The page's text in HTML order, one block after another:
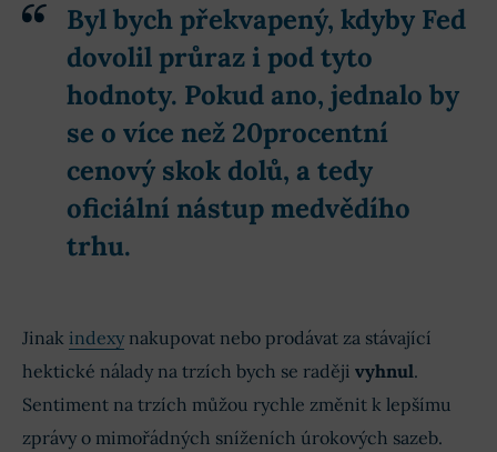
Byl bych překvapený, kdyby Fed
dovolil průraz i pod tyto
hodnoty. Pokud ano, jednalo by
se o více než 20procentní
cenový skok dolů, a tedy
oficiální nástup medvědího
trhu.
Jinak indexy nakupovat nebo prodávat za stávající
hektické nálady na trzích bych se raději vyhnul.
Sentiment na trzích můžou rychle změnit k lepšímu
zprávy o mimořádných sníženích úrokových sazeb.